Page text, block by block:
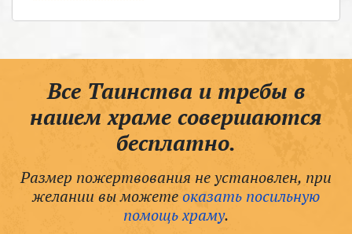
Все Таинства и требы в
нашем храме совершаются
бесплатно.
Размер пожертвования не установлен, при
желании вы можетеоказать посильную
помощь храму.